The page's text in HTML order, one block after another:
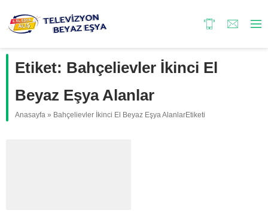
Etiket: Bahçelievler İkinci El
Beyaz Eşya Alanlar
Anasayfa » Bahçelievler İkinci El Beyaz Eşya AlanlarEtiketi